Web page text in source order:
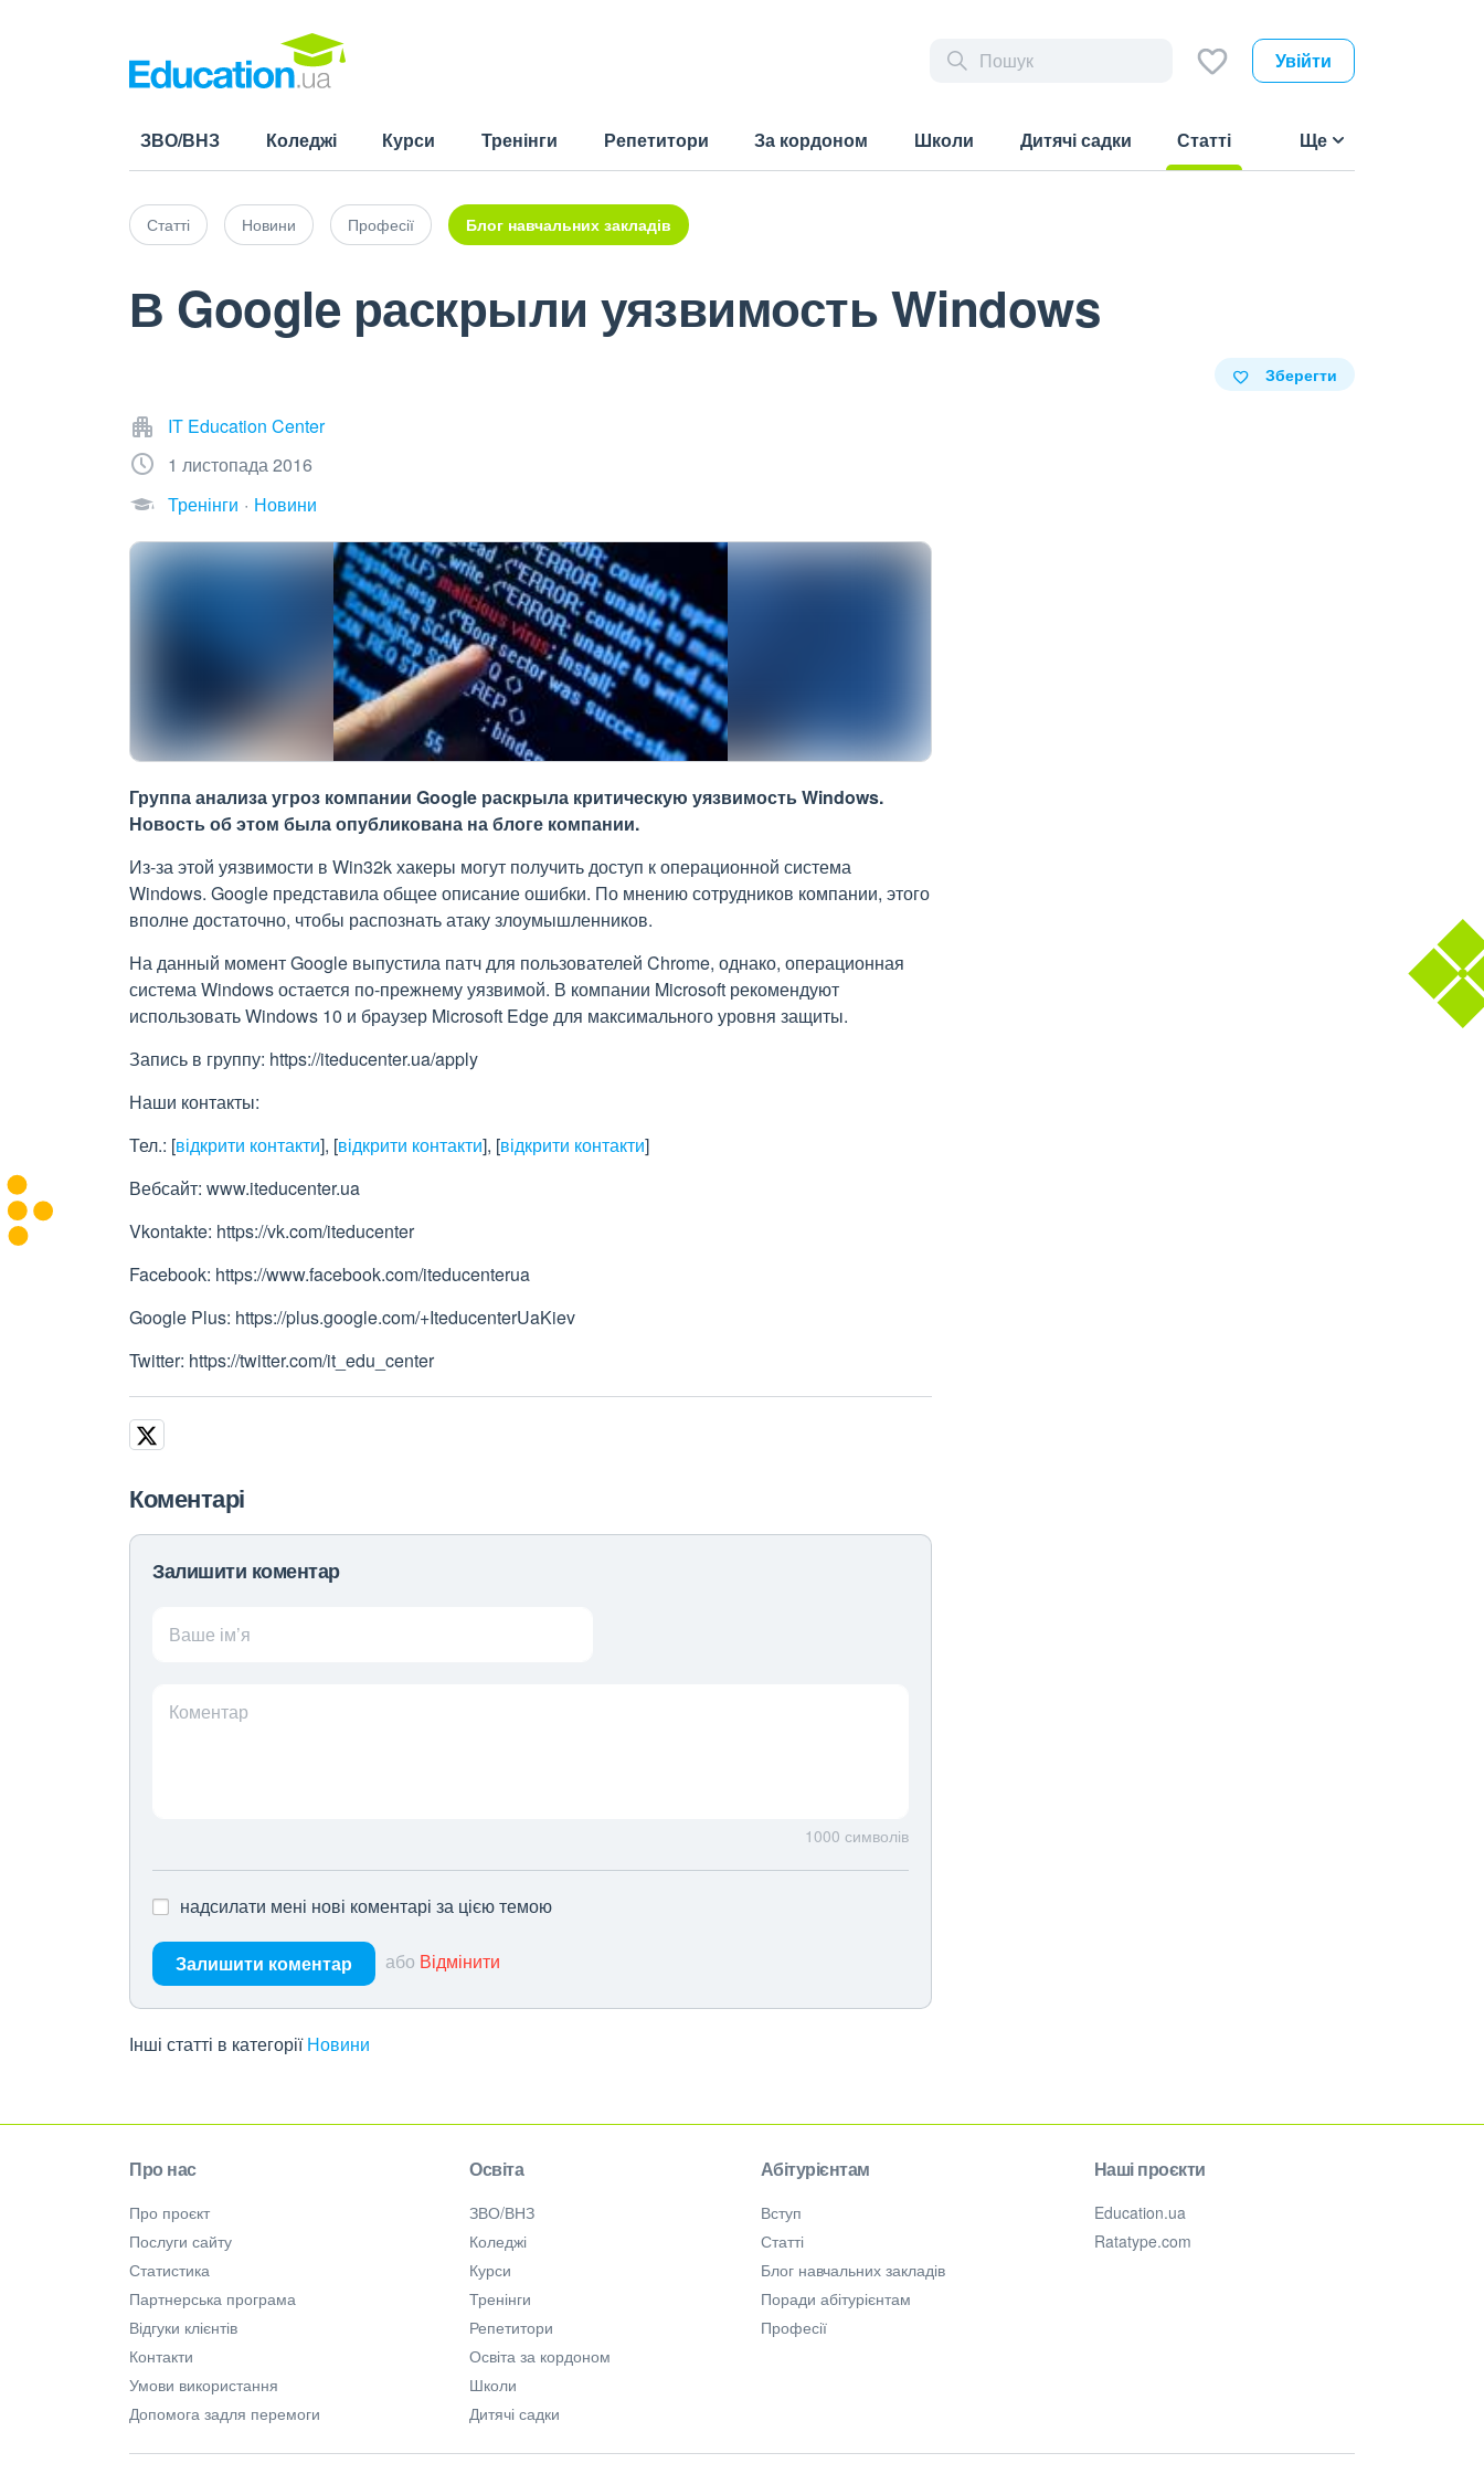
Увійти
ЗВО/ВНЗ Коледжі Курси Тренінги Репетитори За кордоном Школи Дитячі садки
Статті
Ще
Статті Новини Професії Блог навчальних закладів
В Google раскрыли уязвимость Windows
Зберегти
IT Education Center
1 листопада 2016
Тренінги
Новини
Группа анализа угроз компании Google раскрыла критическую уязвимость Windows.
Новость об этом была опубликована на блоге компании.
Из-за этой уязвимости в Win32k хакеры могут получить доступ к операционной система
Windows. Google представила общее описание ошибки. По мнению сотрудников компании, этого
вполне достаточно, чтобы распознать атаку злоумышленников.
На данный момент Google выпустила патч для пользователей Chrome, однако, операционная
система Windows остается по-прежнему уязвимой. В компании Microsoft рекомендуют
использовать Windows 10 и браузер Microsoft Edge для максимального уровня защиты.
Запись в группу: https://iteducenter.ua/apply
Наши контакты:
Тел.: [відкрити контакти], [відкрити контакти], [відкрити контакти]
Вебсайт: www.iteducenter.ua
Vkontakte: https://vk.com/iteducenter
Facebook: https://www.facebook.com/iteducenterua
Google Plus: https://plus.google.com/+IteducenterUaKiev
Twitter: https://twitter.com/it_edu_center
Коментарі
Залишити коментар
Ваше ім’я
Коментар
1000 символів
надсилати мені нові коментарі за цією темою
Залишити коментар або Відмінити
Інші статті в категорії Новини
Про нас
Про проєкт
Послуги сайту
Статистика
Партнерська програма
Відгуки клієнтів
Контакти
Умови використання
Допомога задля перемоги
Освіта
ЗВО/ВНЗ
Коледжі
Курси
Тренінги
Репетитори
Освіта за кордоном
Школи
Дитячі садки
Абітурієнтам
Вступ
Статті
Блог навчальних закладів
Поради абітурієнтам
Професії
Наші проєкти
Education.ua
Ratatype.com